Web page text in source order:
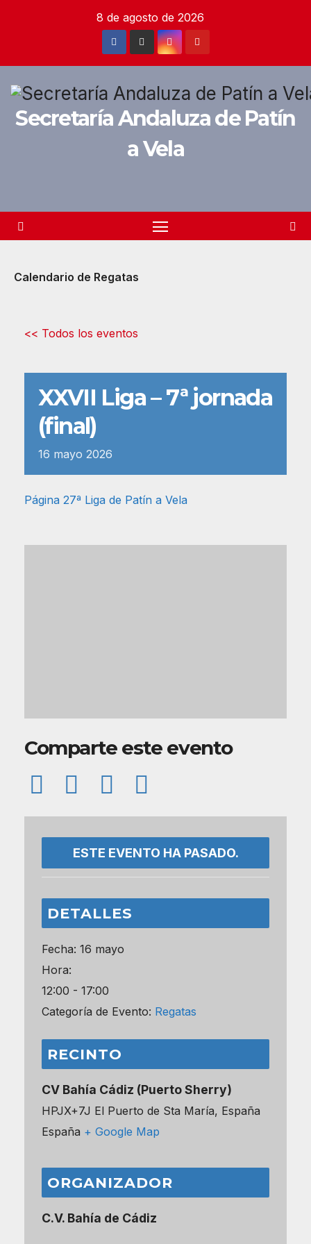
8 de agosto de 2026
Secretaría Andaluza de Patín
a Vela
Calendario de Regatas
<< Todos los eventos
XXVII Liga – 7ª jornada
(final)
16 mayo 2026
Página 27ª Liga de Patín a Vela
Comparte este evento
ESTE EVENTO HA PASADO.
DETALLES
Fecha: 16 mayo
Hora:
12:00 - 17:00
Categoría de Evento: Regatas
RECINTO
CV Bahía Cádiz (Puerto Sherry)
HPJX+7J El Puerto de Sta María, España
España + Google Map
ORGANIZADOR
C.V. Bahía de Cádiz